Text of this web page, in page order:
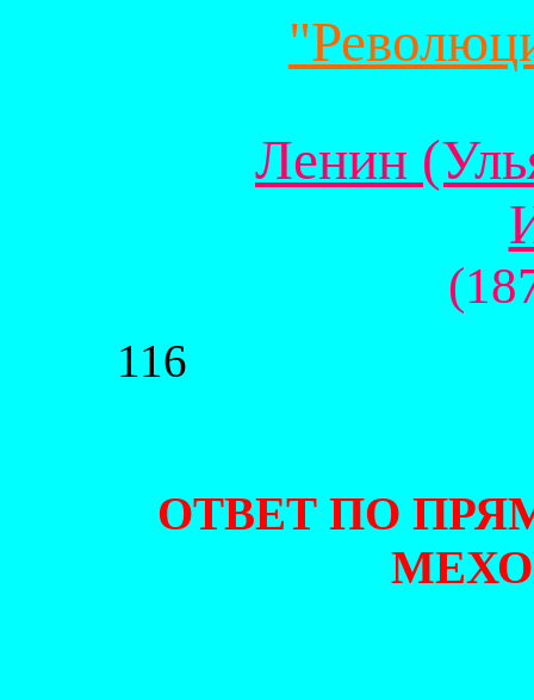
Ленин
116
ОТВЕТ ПО